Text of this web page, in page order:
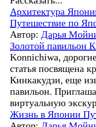
Архитектура
Путешествие по
Автор: Дарья
Золотой павильон
Konnichiwa,
статья посвящена
Кинкакудзи, еще
павильон.
виртуальную
Жизнь в Японии